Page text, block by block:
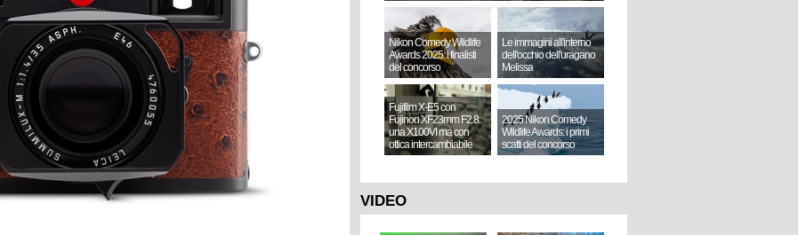
Nikon Comedy Wildlife
Awards 2025: i finalisti
del concorso
Le immagini all'interno
dell'occhio dell'uragano
Melissa
Fujifilm X-E5 con
Fujinon XF23mm F2.8:
una X100VI ma con
ottica intercambiabile
2025 Nikon Comedy
Wildlife Awards: i primi
scatti del concorso
VIDEO